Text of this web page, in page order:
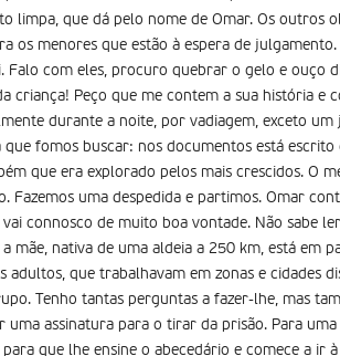
limpa, que dá pelo nome de Omar. Os outros
os menores que estão à espera de
Falo com eles, procuro quebrar o gelo e ouço
criança! Peço que me contem a sua história e
durante a noite, por vadiagem, exceto
fomos buscar: nos documentos está
que era explorado pelos mais crescidos. O
Fazemos uma despedida e partimos. Omar
connosco de muito boa vontade. Não sabe
mãe, nativa de uma aldeia a 250 km, está em
adultos, que trabalhavam em zonas e cidades
Tenho tantas perguntas a fazer-lhe, mas
uma assinatura para o tirar da prisão. Para
que lhe ensine o abecedário e comece a ir